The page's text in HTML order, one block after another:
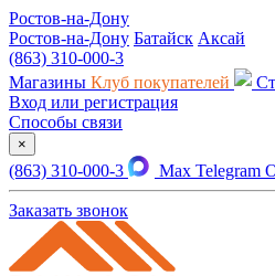
Ростов-на-Дону
Ростов-на-Дону Батайск Аксай
(863) 310-000-3
Магазины Клуб покупателей
Вход или регистрация
Способы связи
×
(863) 310-000-3 Max Telegram
Заказать звонок